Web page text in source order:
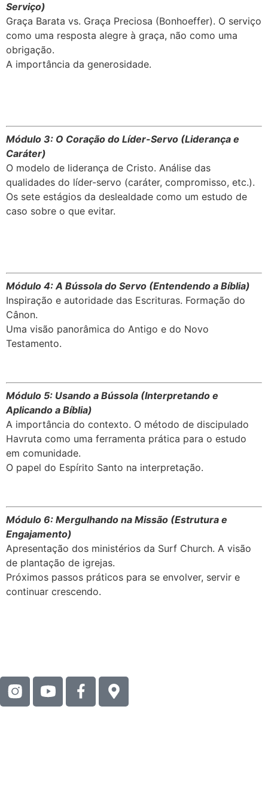
Serviço)
Graça Barata vs. Graça Preciosa (Bonhoeffer). O serviço
como uma resposta alegre à graça, não como uma
obrigação.
A importância da generosidade.
Módulo 3: O Coração do Líder-Servo (Liderança e
Caráter)
O modelo de liderança de Cristo. Análise das
qualidades do líder-servo (caráter, compromisso, etc.).
Os sete estágios da deslealdade como um estudo de
caso sobre o que evitar.
Módulo 4: A Bússola do Servo (Entendendo a Bíblia)
Inspiração e autoridade das Escrituras. Formação do
Cânon.
Uma visão panorâmica do Antigo e do Novo
Testamento.
Módulo 5: Usando a Bússola (Interpretando e
Aplicando a Bíblia)
A importância do contexto. O método de discipulado
Havruta como uma ferramenta prática para o estudo
em comunidade.
O papel do Espírito Santo na interpretação.
Módulo 6: Mergulhando na Missão (Estrutura e
Engajamento)
Apresentação dos ministérios da Surf Church. A visão
de plantação de igrejas.
Próximos passos práticos para se envolver, servir e
continuar crescendo.